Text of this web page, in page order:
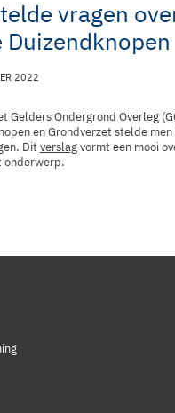
vragen
2022
Gelders Ondergrond Overleg
en Grondverzet stelde
Dit verslagvormt een mooi
onderwerp.